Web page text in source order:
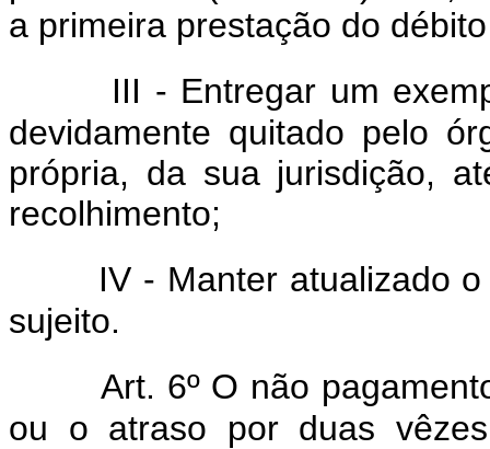
a primeira prestação do
III - Entregar um
devidamente quitado pelo
própria, da sua jurisdição,
recolhimento;
IV - Manter atualizado
sujeito.
Art. 6º O não
ou o atraso por duas